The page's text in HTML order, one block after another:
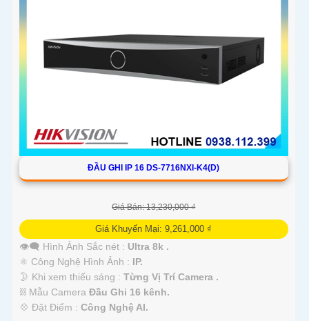
ĐẦU GHI IP 16 DS-7716NXI-K4(D)
Giá Bán: 13,230,000 ₫
Giá Khuyến Mại: 9,261,000 ₫
👁️‍🗨 Hình Ảnh Sắc nét : Ultra 8k .
⚛️ Công Nghệ Hình Ảnh : IP.
🌛 Khi xem thiếu sáng : Từng Vị Trí Camera .
⛓ Mẫu Camera Đầu Ghi 16 kênh.
️💠 Đặt Điểm : Công Nghệ AI.